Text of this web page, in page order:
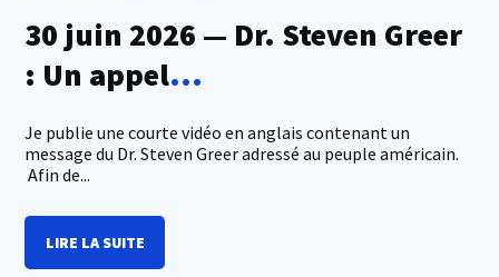
30 juin 2026 — Dr. Steven Greer
: Un appel...
Je publie une courte vidéo en anglais contenant un
message du Dr. Steven Greer adressé au peuple américain.
Afin de...
LIRE LA SUITE